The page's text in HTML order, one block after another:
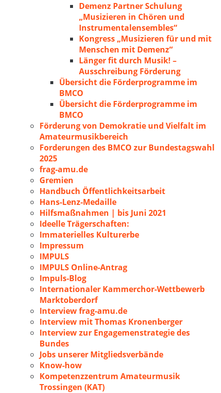
Demenz Partner Schulung
„Musizieren in Chören und
Instrumentalensembles“
Kongress „Musizieren für und mit
Menschen mit Demenz“
Länger fit durch Musik! –
Ausschreibung Förderung
Übersicht die Förderprogramme im
BMCO
Übersicht die Förderprogramme im
BMCO
Förderung von Demokratie und Vielfalt im
Amateurmusikbereich
Forderungen des BMCO zur Bundestagswahl
2025
frag-amu.de
Gremien
Handbuch Öffentlichkeitsarbeit
Hans-Lenz-Medaille
Hilfsmaßnahmen | bis Juni 2021
Ideelle Trägerschaften:
Immaterielles Kulturerbe
Impressum
IMPULS
IMPULS Online-Antrag
Impuls-Blog
Internationaler Kammerchor-Wettbewerb
Marktoberdorf
Interview frag-amu.de
Interview mit Thomas Kronenberger
Interview zur Engagemenstrategie des
Bundes
Jobs unserer Mitgliedsverbände
Know-how
Kompetenzzentrum Amateurmusik
Trossingen (KAT)